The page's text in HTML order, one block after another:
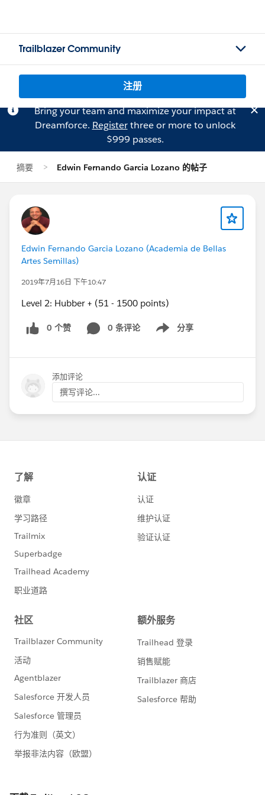
Trailblazer Community
注册
Bring your team and maximize your impact at
Dreamforce. Registerthree or more to unlock
$999 passes.
摘要 Edwin Fernando Garcia Lozano 的帖子
Edwin Fernando Garcia Lozano (Academia de Bellas
Artes Semillas)
2019年7月16日 下午10:47
Level 2: Hubber + (51 - 1500 points)
0 个赞 0 条评论 分享
Show menu
添加评论
撰写评论...